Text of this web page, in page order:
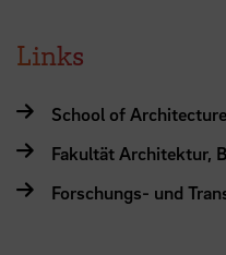
Links
School of
Fakultät Architektur,
Forschungs- und